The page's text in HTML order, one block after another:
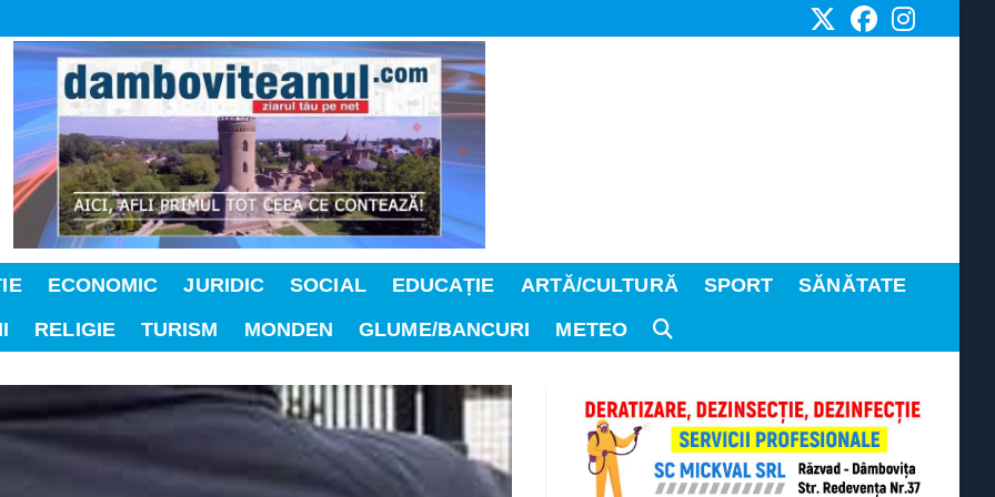
ECONOMIC JURIDIC SOCIAL EDUCAȚIE ARTĂ/CULTURĂ SPORT
SĂNĂTATE
RELIGIE TURISM MONDEN GLUME/BANCURI METEO TOGGLE
SEARCH